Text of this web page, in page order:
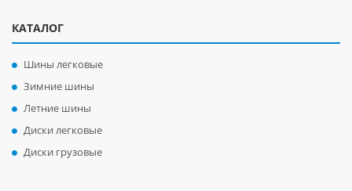
КАТАЛОГ
Шины легковые
Зимние шины
Летние шины
Диски легковые
Диски грузовые